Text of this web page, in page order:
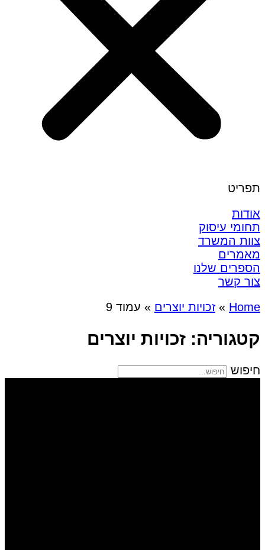
תפריט
אודות
תחומי עיסוק
צוות המשרד
מאמרים
הספרים שלנו
צור קשר
Home
»זכויות יוצרים » עמוד 9
קטגוריה: זכויות יוצרים
חיפוש